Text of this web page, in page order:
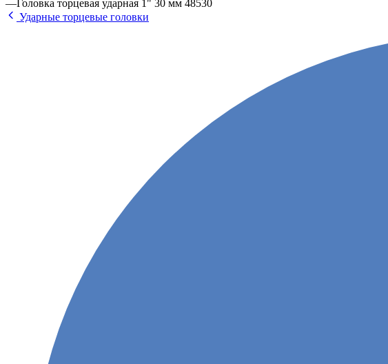
— Головка торцевая ударная 1" 30 мм 48530
Ударные торцевые головки